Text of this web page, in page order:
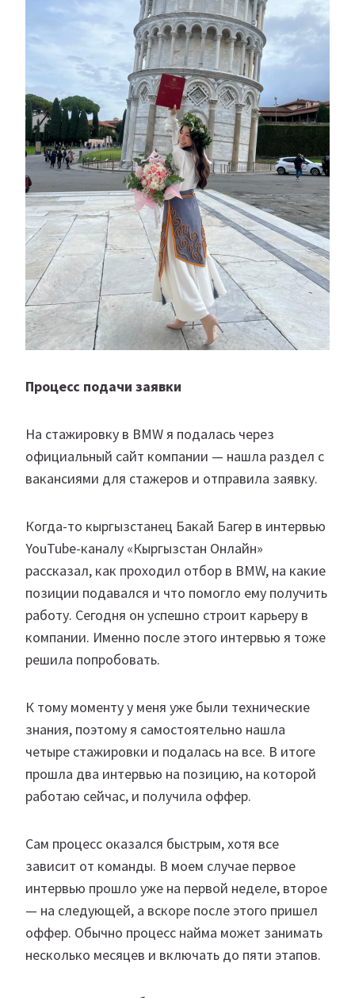
Процесс подачи заявки
На стажировку в BMW я подалась через
официальный сайт компании — нашла раздел с
вакансиями для стажеров и отправила заявку.
Когда-то кыргызстанец Бакай Багер в интервью
YouTube-каналу «Кыргызстан Онлайн»
рассказал, как проходил отбор в BMW, на какие
позиции подавался и что помогло ему получить
работу. Сегодня он успешно строит карьеру в
компании. Именно после этого интервью я тоже
решила попробовать.
К тому моменту у меня уже были технические
знания, поэтому я самостоятельно нашла
четыре стажировки и подалась на все. В итоге
прошла два интервью на позицию, на которой
работаю сейчас, и получила оффер.
Сам процесс оказался быстрым, хотя все
зависит от команды. В моем случае первое
интервью прошло уже на первой неделе, второе
— на следующей, а вскоре после этого пришел
оффер. Обычно процесс найма может занимать
несколько месяцев и включать до пяти этапов.